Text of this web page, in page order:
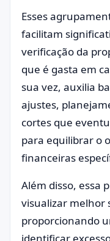
Esses
facilitam
verificação da
que é gasta em
sua vez, auxilia
ajustes,
cortes que
para equilibrar o
financeiras
Além disso, essa
visualizar melhor
proporcionando